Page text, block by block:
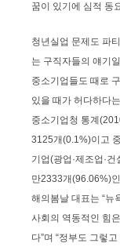
꿈이 있기에 심적 동
청년실업 문제도 파
는 구직자들의 얘기
중소기업들도 때로
있을 때가 허다하다
중소기업청 통계
3125개(0.1%)이고
기업(광업·제조업·
만2333개(96.06%)
해의봄날 대표는 “뉴
사회의 역동적인 힘
다”며 “정부도 그렇